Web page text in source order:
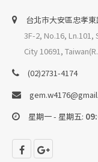
台北巿大安區忠孝
3F-2, No.16, Ln.101,
City 10691,
(02)2731-4174
星期一 - 星期五: